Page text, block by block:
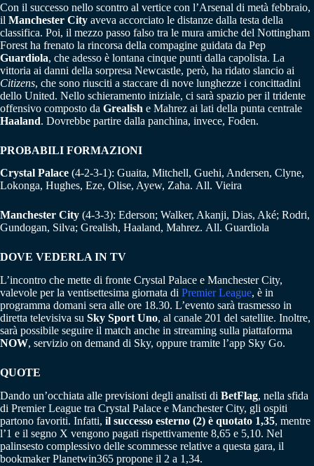
Con il successo nello scontro al vertice con l’Arsenal di metà febbraio,
il Manchester City aveva accorciato le distanze dalla testa della
classifica. Poi, il mezzo passo falso tra le mura amiche del Nottingham
Forest ha frenato la rincorsa della compagine guidata da Pep
Guardiola, che adesso è lontana cinque punti dalla capolista. La
vittoria ai danni della sorpresa Newcastle, però, ha ridato slancio ai
Citizens, che sono riusciti a staccare di nove lunghezze i concittadini
dello United. Nello schieramento iniziale, ci sarà spazio per il tridente
offensivo composto da Grealish e Mahrez ai lati della punta centrale
Haaland. Dovrebbe partire dalla panchina, invece, Foden.
PROBABILI FORMAZIONI
Crystal Palace (4-2-3-1): Guaita, Mitchell, Guehi, Andersen, Clyne,
Lokonga, Hughes, Eze, Olise, Ayew, Zaha. All. Vieira
Manchester City (4-3-3): Ederson; Walker, Akanji, Dias, Aké; Rodri,
Gundogan, Silva; Grealish, Haaland, Mahrez. All. Guardiola
DOVE VEDERLA IN TV
L’incontro che mette di fronte Crystal Palace e Manchester City,
valevole per la ventisettesima giornata di Premier League, è in
programma domani sera alle ore 18.30. L’evento sarà trasmesso in
diretta televisiva su Sky Sport Uno, al canale 201 del satellite. Inoltre,
sarà possibile seguire il match anche in streaming sulla piattaforma
NOW, servizio on demand di Sky, oppure tramite l’app Sky Go.
QUOTE
Dando un’occhiata alle previsioni degli analisti di BetFlag, nella sfida
di Premier League tra Crystal Palace e Manchester City, gli ospiti
partono favoriti. Infatti, il successo esterno (2) è quotato 1,35, mentre
l’1 e il segno X vengono pagati rispettivamente 8,65 e 5,10. Nel
palinsesto complessivo delle scommesse relative a questa gara, il
bookmaker Planetwin365 propone il 2 a 1,34.